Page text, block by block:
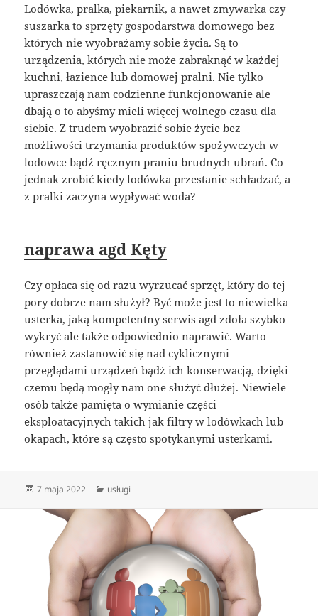
Lodówka, pralka, piekarnik, a nawet zmywarka czy
suszarka to sprzęty gospodarstwa domowego bez
których nie wyobrażamy sobie życia. Są to
urządzenia, których nie może zabraknąć w każdej
kuchni, łazience lub domowej pralni. Nie tylko
upraszczają nam codzienne funkcjonowanie ale
dbają o to abyśmy mieli więcej wolnego czasu dla
siebie. Z trudem wyobrazić sobie życie bez
możliwości trzymania produktów spożywczych w
lodowce bądź ręcznym praniu brudnych ubrań. Co
jednak zrobić kiedy lodówka przestanie schładzać, a
z pralki zaczyna wypływać woda?
naprawa agd Kęty
Czy opłaca się od razu wyrzucać sprzęt, który do tej
pory dobrze nam służył? Być może jest to niewielka
usterka, jaką kompetentny serwis agd zdoła szybko
wykryć ale także odpowiednio naprawić. Warto
również zastanowić się nad cyklicznymi
przeglądami urządzeń bądź ich konserwacją, dzięki
czemu będą mogły nam one służyć dłużej. Niewiele
osób także pamięta o wymianie części
eksploatacyjnych takich jak filtry w lodówkach lub
okapach, które są często spotykanymi usterkami.
Data
7 maja 2022 Kategorie
usługi